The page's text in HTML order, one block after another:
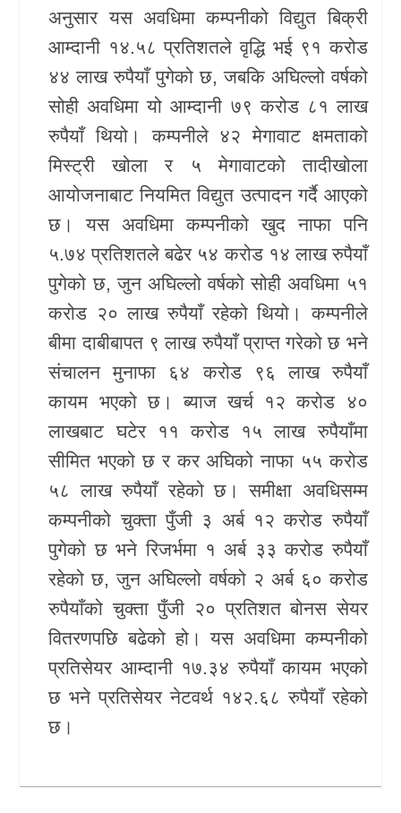
स्वास्थ्य
खेलकुद
Unicode
अनुसार यस अवधिमा कम्पनीको विद्युत बिक्री
आम्दानी १४.५८ प्रतिशतले वृद्धि भई ९१ करोड
४४ लाख रुपैयाँ पुगेको छ, जबकि अघिल्लो वर्षको
सोही अवधिमा यो आम्दानी ७९ करोड ८१ लाख
रुपैयाँ थियो। कम्पनीले ४२ मेगावाट क्षमताको
मिस्ट्री खोला र ५ मेगावाटको तादीखोला
आयोजनाबाट नियमित विद्युत उत्पादन गर्दै आएको
छ। यस अवधिमा कम्पनीको खुद नाफा पनि
५.७४ प्रतिशतले बढेर ५४ करोड १४ लाख रुपैयाँ
पुगेको छ, जुन अघिल्लो वर्षको सोही अवधिमा ५१
करोड २० लाख रुपैयाँ रहेको थियो। कम्पनीले
बीमा दाबीबापत ९ लाख रुपैयाँ प्राप्त गरेको छ भने
संचालन मुनाफा ६४ करोड ९६ लाख रुपैयाँ
कायम भएको छ। ब्याज खर्च १२ करोड ४०
लाखबाट घटेर ११ करोड १५ लाख रुपैयाँमा
सीमित भएको छ र कर अघिको नाफा ५५ करोड
५८ लाख रुपैयाँ रहेको छ। समीक्षा अवधिसम्म
कम्पनीको चुक्ता पुँजी ३ अर्ब १२ करोड रुपैयाँ
पुगेको छ भने रिजर्भमा १ अर्ब ३३ करोड रुपैयाँ
रहेको छ, जुन अघिल्लो वर्षको २ अर्ब ६० करोड
रुपैयाँको चुक्ता पुँजी २० प्रतिशत बोनस सेयर
वितरणपछि बढेको हो। यस अवधिमा कम्पनीको
प्रतिसेयर आम्दानी १७.३४ रुपैयाँ कायम भएको
छ भने प्रतिसेयर नेटवर्थ १४२.६८ रुपैयाँ रहेको
छ।